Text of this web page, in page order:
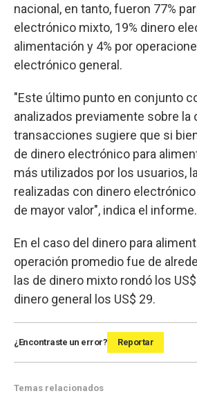
nacional, en tanto, fueron 77%
electrónico mixto, 19% dinero
alimentación y 4% por
electrónico general.
"Este último punto en conjunto
analizados previamente sobre la
transacciones sugiere que si
de dinero electrónico para
más utilizados por los usuarios,
realizadas con dinero
de mayor valor", indica el informe.
En el caso del dinero para
operación promedio fue de
las de dinero mixto rondó los
dinero general los US$ 29.
¿Encontraste un error? Reportar
Temas relacionados